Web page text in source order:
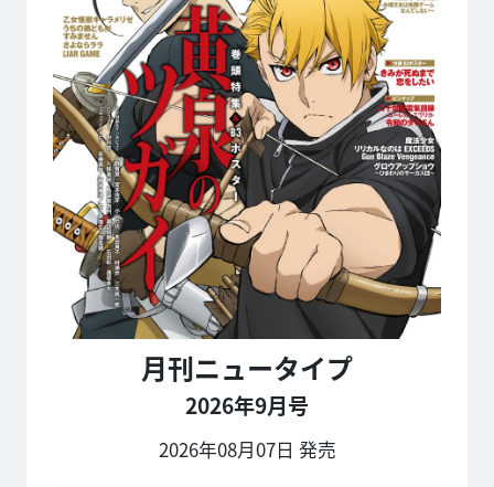
月刊ニュータイプ
2026年9月号
2026年08月07日 発売